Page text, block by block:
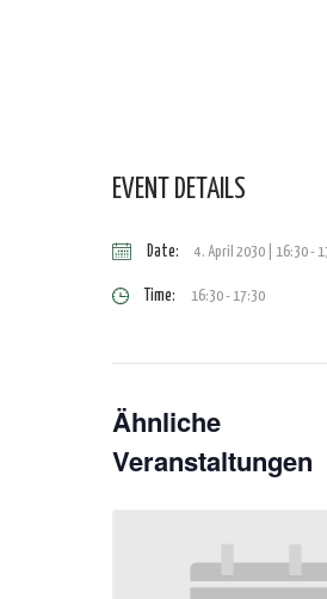
EVENT DETAILS
Date: 4. April 2030 | 16:30-
Time: 16:30 - 17:30
Ähnliche
Veranstaltungen